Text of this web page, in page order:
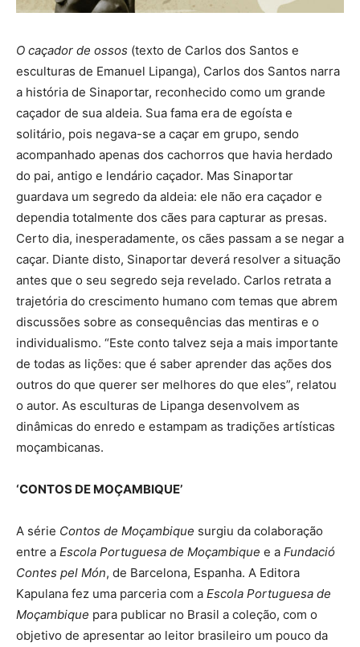
O caçador de ossos (texto de Carlos dos Santos e
esculturas de Emanuel Lipanga), Carlos dos Santos narra
a história de Sinaportar, reconhecido como um grande
caçador de sua aldeia. Sua fama era de egoísta e
solitário, pois negava-se a caçar em grupo, sendo
acompanhado apenas dos cachorros que havia herdado
do pai, antigo e lendário caçador. Mas Sinaportar
guardava um segredo da aldeia: ele não era caçador e
dependia totalmente dos cães para capturar as presas.
Certo dia, inesperadamente, os cães passam a se negar a
caçar. Diante disto, Sinaportar deverá resolver a situação
antes que o seu segredo seja revelado. Carlos retrata a
trajetória do crescimento humano com temas que abrem
discussões sobre as consequências das mentiras e o
individualismo. “Este conto talvez seja a mais importante
de todas as lições: que é saber aprender das ações dos
outros do que querer ser melhores do que eles”, relatou
o autor. As esculturas de Lipanga desenvolvem as
dinâmicas do enredo e estampam as tradições artísticas
moçambicanas.
‘CONTOS DE MOÇAMBIQUE’
A série Contos de Moçambique surgiu da colaboração
entre a Escola Portuguesa de Moçambique e a Fundació
Contes pel Món, de Barcelona, Espanha. A Editora
Kapulana fez uma parceria com a Escola Portuguesa de
Moçambique para publicar no Brasil a coleção, com o
objetivo de apresentar ao leitor brasileiro um pouco da